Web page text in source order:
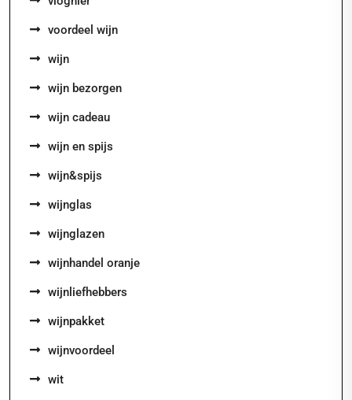
voordeel wijn
wijn
wijn bezorgen
wijn cadeau
wijn en spijs
wijn&spijs
wijnglas
wijnglazen
wijnhandel oranje
wijnliefhebbers
wijnpakket
wijnvoordeel
wit